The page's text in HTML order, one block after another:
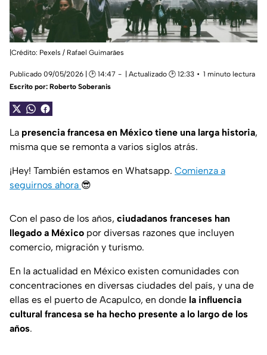
|Crédito: Pexels / Rafael Guimarães
Publicado 09/05/2026 | 🕑 14:47 | Actualizado 🕑 12:33
1 minuto lectura
Escrito por: Roberto Soberanis
La presencia francesa en México tiene una larga historia,
misma que se remonta a varios siglos atrás.
¡Hey! También estamos en Whatsapp. Comienza a
seguirnos ahora 😎
Con el paso de los años, ciudadanos franceses han
llegado a México por diversas razones que incluyen
comercio, migración y turismo.
En la actualidad en México existen comunidades con
concentraciones en diversas ciudades del país, y una de
ellas es el puerto de Acapulco, en donde la influencia
cultural francesa se ha hecho presente a lo largo de los
años.